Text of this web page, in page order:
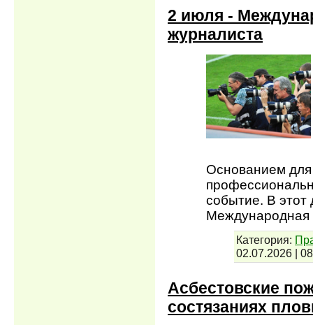
2 июля -
журналиста
Основанием для
событие. В этот
Международная
Категория:
02.07.2026 |
Асбестовские
состязаниях